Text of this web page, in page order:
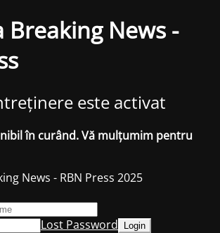
Breaking News -
este activat
în curând. Vă mulțumim pentru
News - RBN Press 2025
Lost Password